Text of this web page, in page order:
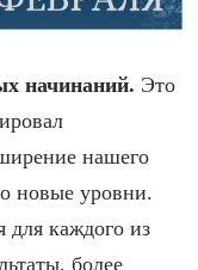
начинаний. Это
нашего
новые уровни.
для каждого из
более